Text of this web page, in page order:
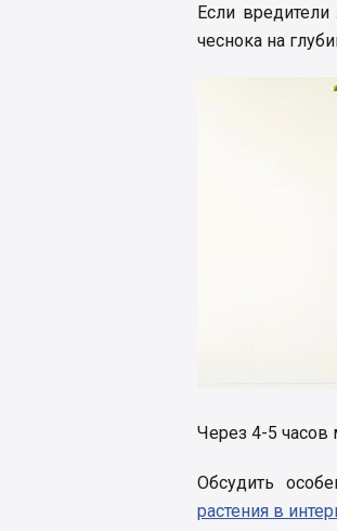
Если
чеснока на
Через 4-5 часов
Обсудить
растения в